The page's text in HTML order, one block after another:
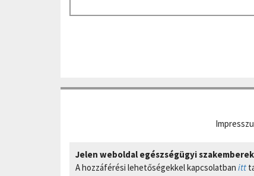
Jelen weboldal egészségügyi
A hozzáférési lehetőségekkel kapcsolatban itt